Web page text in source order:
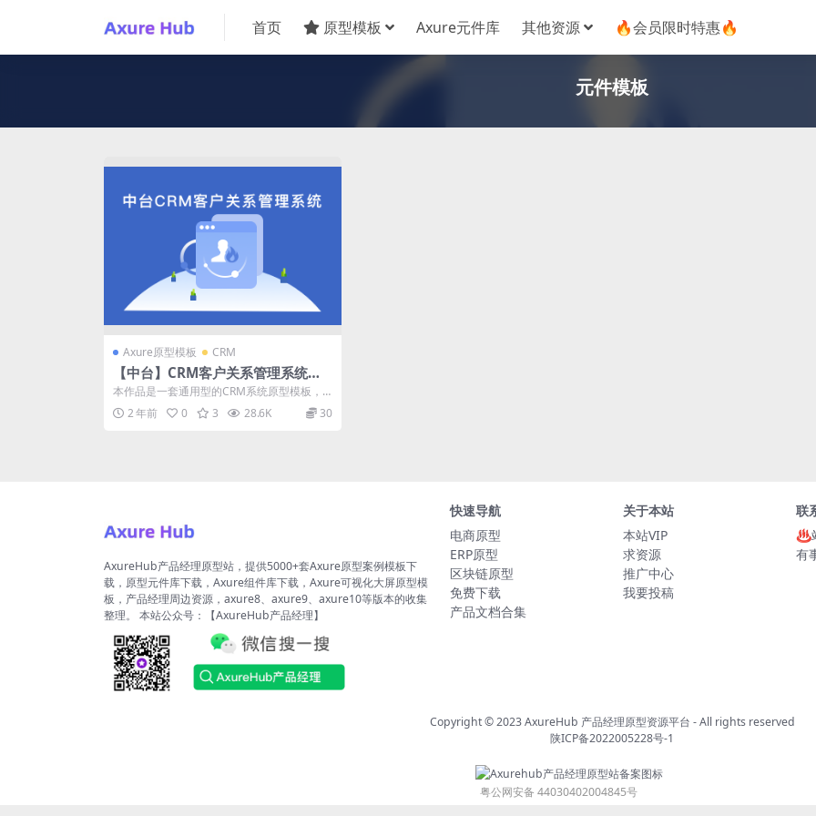
首页 原型模板 Axure元件库 其他资源 🔥会员限时特惠🔥
元件模板
Axure原型模板 CRM
【中台】CRM客户关系管理系统后
台管理原型axurehub模板
本作品是一套通用型的CRM系统原型模板，
主要由数据管理、审批流程、统计报表、办
工...2 年前 0 3 28.6K 30
AxureHub产品经理原型站，提供5000+套Axure原型案例模板下
载，原型元件库下载，Axure组件库下载，Axure可视化大屏原型模
板，产品经理周边资源，axure8、axure9、axure10等版本的收集
整理。 本站公众号：【AxureHub产品经理】
快速导航
电商原型
ERP原型
区块链原型
免费下载
产品文档合集
关于本站
本站VIP
求资源
推广中心
我要投稿
联
♨️
有
Copyright © 2023AxureHub 产品经理原型资源平台 - All rights reserved
陕ICP备2022005228号-1
粤公网安备 44030402004845号